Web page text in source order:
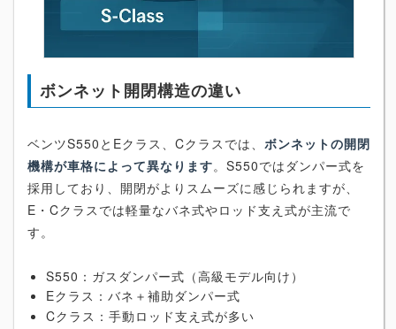
ボンネット開閉構造の違い
ベンツS550とEクラス、Cクラスでは、 ボンネットの開閉
機構が車格によって異なります。S550ではダンパー式を
採用しており、開閉がよりスムーズに感じられますが、
E・Cクラスでは軽量なバネ式やロッド支え式が主流で
す。
S550：ガスダンパー式（高級モデル向け）
Eクラス：バネ＋補助ダンパー式
Cクラス：手動ロッド支え式が多い